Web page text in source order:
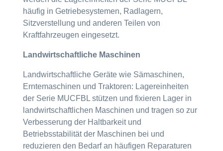
häufig in Getriebesystemen, Radlagern,
Sitzverstellung und anderen Teilen von
Kraftfahrzeugen eingesetzt.
Landwirtschaftliche Maschinen
Landwirtschaftliche Geräte wie Sämaschinen,
Erntemaschinen und Traktoren: Lagereinheiten
der Serie MUCFBL stützen und fixieren Lager in
landwirtschaftlichen Maschinen und tragen so zur
Verbesserung der Haltbarkeit und
Betriebsstabilität der Maschinen bei und
reduzieren den Bedarf an häufigen Reparaturen